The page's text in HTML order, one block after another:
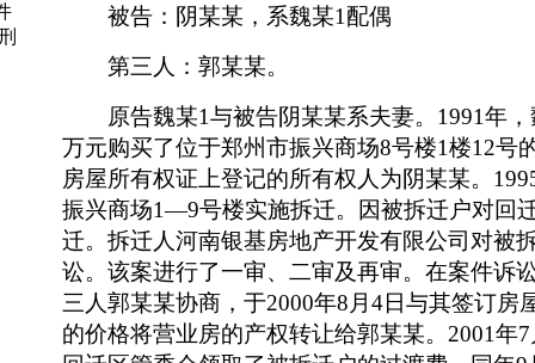
被告：阴某某，系魏某1配偶
第三人：郭某某。
原告魏某1与被告阴某某系夫妻。1991年
万元购买了位于郑州市振兴商场8号楼1楼12号
房屋所有权证上登记的所有权人为阴某某。
振兴商场1—9号楼实施拆迁。因被拆迁户对回
迁。拆迁人河南银基房地产开发有限公司对被
讼。该案进行了一审、二审及再审。在案件诉
三人郭某某协商，于2000年8月4日与其签订房
的价格将营业房的产权转让给郭某某。2001年